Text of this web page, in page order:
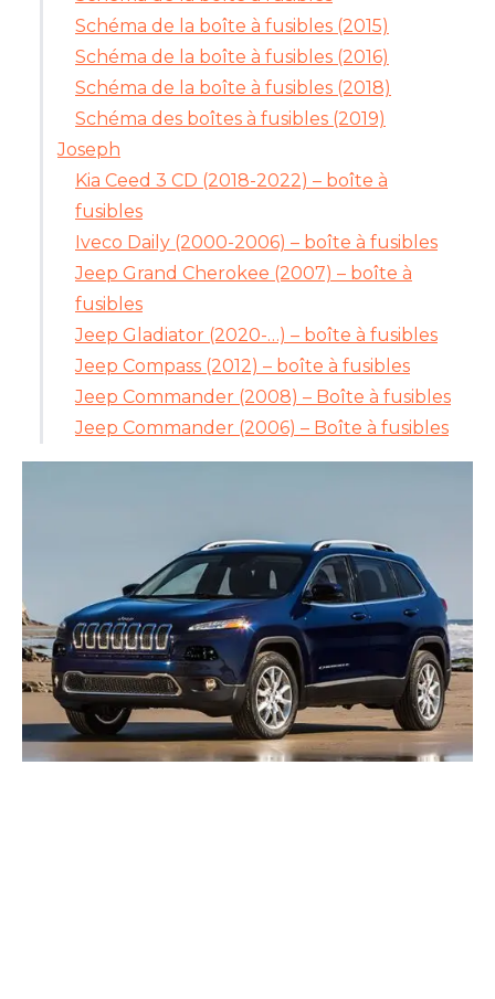
Schéma de la boîte à fusibles (2015)
Schéma de la boîte à fusibles (2016)
Schéma de la boîte à fusibles (2018)
Schéma des boîtes à fusibles (2019)
Joseph
Kia Ceed 3 CD (2018-2022) – boîte à
fusibles
Iveco Daily (2000-2006) – boîte à fusibles
Jeep Grand Cherokee (2007) – boîte à
fusibles
Jeep Gladiator (2020-…) – boîte à fusibles
Jeep Compass (2012) – boîte à fusibles
Jeep Commander (2008) – Boîte à fusibles
Jeep Commander (2006) – Boîte à fusibles